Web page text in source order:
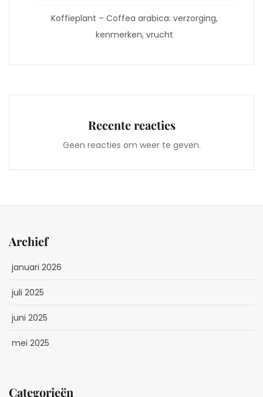
Koffieplant – Coffea arabica: verzorging,
kenmerken, vrucht
Recente reacties
Geen reacties om weer te geven.
Archief
januari 2026
juli 2025
juni 2025
mei 2025
Categorieën